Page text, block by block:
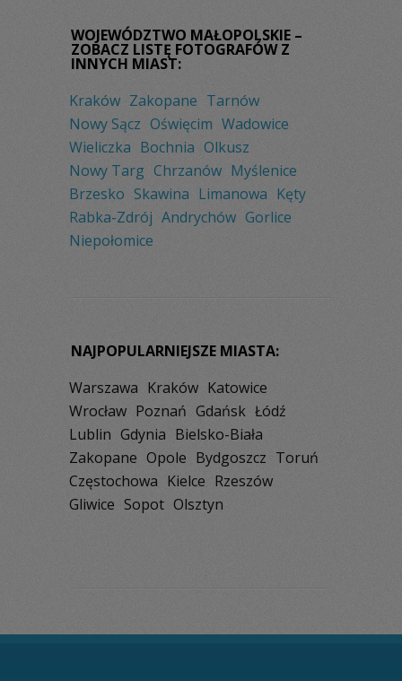
WOJEWÓDZTWO MAŁOPOLSKIE –
ZOBACZ LISTĘ FOTOGRAFÓW Z
INNYCH MIAST:
Kraków Zakopane Tarnów
Nowy Sącz Oświęcim Wadowice
Wieliczka Bochnia Olkusz
Nowy Targ Chrzanów Myślenice
Brzesko Skawina Limanowa Kęty
Rabka-Zdrój Andrychów Gorlice
Niepołomice
NAJPOPULARNIEJSZE MIASTA:
Warszawa Kraków Katowice
Wrocław Poznań Gdańsk Łódź
Lublin Gdynia Bielsko-Biała
Zakopane Opole Bydgoszcz Toruń
Częstochowa Kielce Rzeszów
Gliwice Sopot Olsztyn